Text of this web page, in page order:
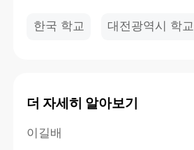
한국 학교 대전광역시 학교
더 자세히 알아보기
이길배